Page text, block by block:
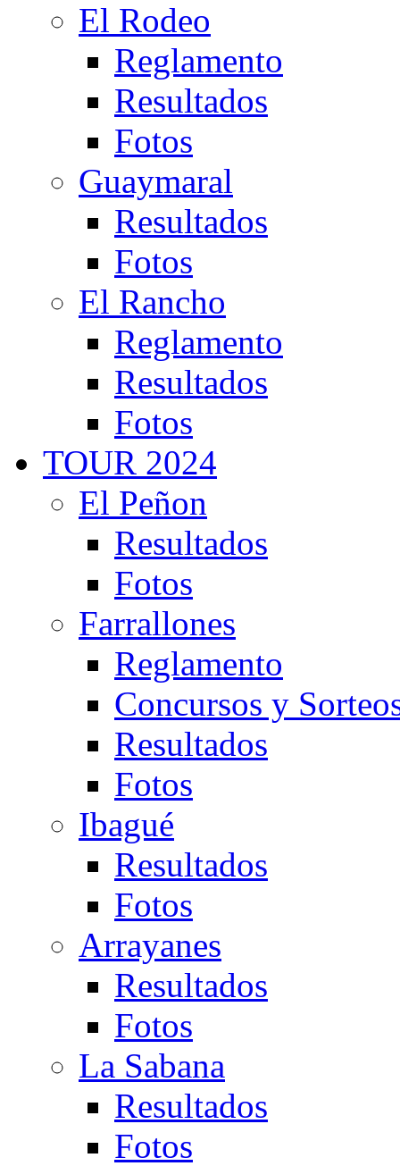
El Rodeo
Reglamento
Resultados
Fotos
Guaymaral
Resultados
Fotos
El Rancho
Reglamento
Resultados
Fotos
TOUR 2024
El Peñon
Resultados
Fotos
Farrallones
Reglamento
Concursos y
Resultados
Fotos
Ibagué
Resultados
Fotos
Arrayanes
Resultados
Fotos
La Sabana
Resultados
Fotos